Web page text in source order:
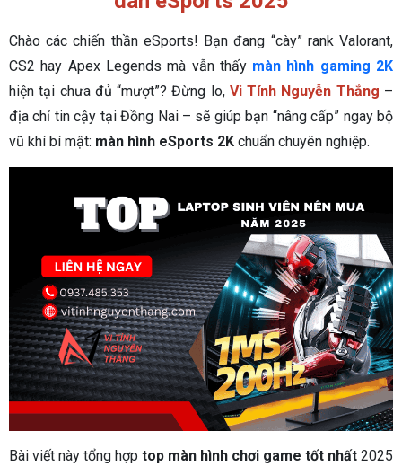
Chào các chiến thần eSports! Bạn đang “cày” rank Valorant,
CS2 hay Apex Legends mà vẫn thấy màn hình gaming 2K
hiện tại chưa đủ “mượt”? Đừng lo, Vi Tính Nguyễn Thắng –
địa chỉ tin cậy tại Đồng Nai – sẽ giúp bạn “nâng cấp” ngay bộ
vũ khí bí mật: màn hình eSports 2K chuẩn chuyên nghiệp.
Bài viết này tổng hợp top màn hình chơi game tốt nhất 2025